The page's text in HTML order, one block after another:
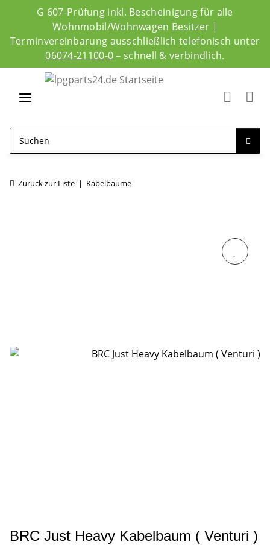
G 607-Prüfung inkl. Bescheinigung für alle
Wohnmobil/Wohnwagen Besitzer |
Terminvereinbarung ausschließlich telefonisch unter
06074-21100-0– schnell & verbindlich.
Zurück zur Liste Kabelbäume
BRC Just Heavy Kabelbaum ( Venturi )